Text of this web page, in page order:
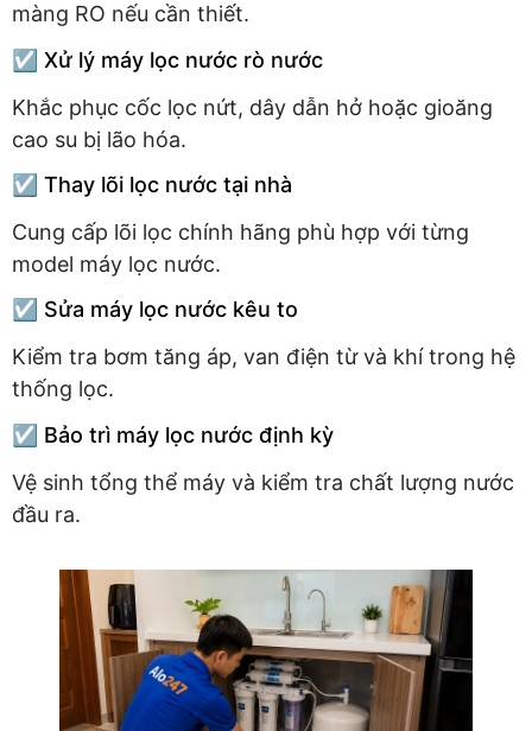
màng RO nếu cần thiết.
☑️ Xử lý máy lọc nước rò nước
Khắc phục cốc lọc nứt, dây dẫn hở hoặc gioăng
cao su bị lão hóa.
☑️ Thay lõi lọc nước tại nhà
Cung cấp lõi lọc chính hãng phù hợp với từng
model máy lọc nước.
☑️ Sửa máy lọc nước kêu to
Kiểm tra bơm tăng áp, van điện từ và khí trong hệ
thống lọc.
☑️ Bảo trì máy lọc nước định kỳ
Vệ sinh tổng thể máy và kiểm tra chất lượng nước
đầu ra.